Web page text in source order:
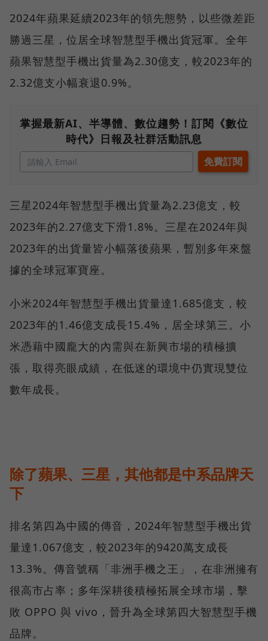
2024年蘋果延續2023年的領先態勢，以些微差距
勝過三星，位居全球智慧型手機出貨冠軍。全年
蘋果智慧型手機出貨量為2.30億支，較2023年的
2.32億支小幅衰退0.9%。
掌握最新AI、半導體、數位趨勢！訂閱《數位
時代》日報及社群活動訊息
三星2024年智慧型手機出貨量為2.23億支，較
2023年的2.27億支下滑1.8%。三星在2024年與
2023年的出貨量皆小幅落後蘋果，暫別多年來盤
據的全球冠軍寶座。
小米2024年智慧型手機出貨量達1.685億支，較
2023年的1.46億支成長15.4%，居全球第三。小
米憑藉中國龐大的內需與在新興市場的積極擴
張，取得亮眼成績，在低迷的環境中仍實現雙位
數年成長。
除了蘋果、三星，其他都是中系品牌天
下
排名第四為中國的傳音，2024年智慧型手機出貨
量達1.067億支，較2023年的9420萬支成長
13.3%。傳音號稱「非洲手機之王」，在非洲擁有
很高市占率；多年深耕後積極拓展全球市場，擊
敗 OPPO 與 vivo，晉升為全球第四大智慧型手機
品牌。